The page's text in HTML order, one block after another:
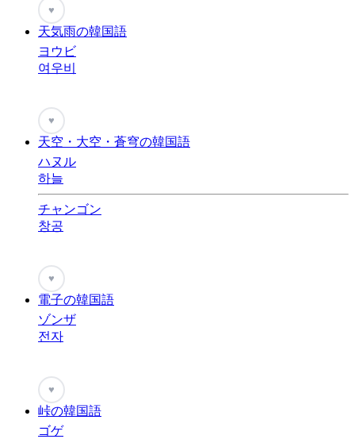
♥
天気雨の韓国語
ヨウビ
여우비
♥
天空・大空・蒼穹の韓国語
ハヌル
하늘
チャンゴン
창공
♥
電子の韓国語
ゾンザ
전자
♥
峠の韓国語
ゴゲ